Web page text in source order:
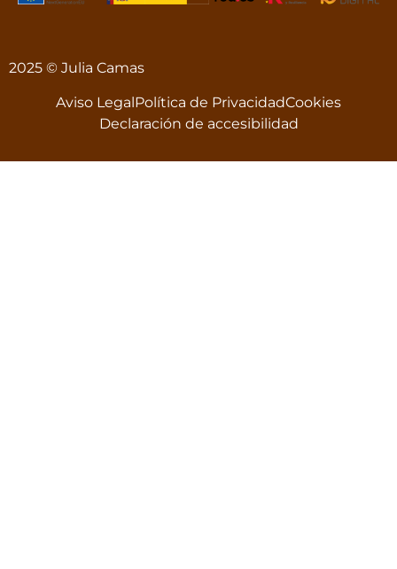
2025 © Julia Camas
Aviso LegalPolítica de PrivacidadCookies
Declaración de accesibilidad